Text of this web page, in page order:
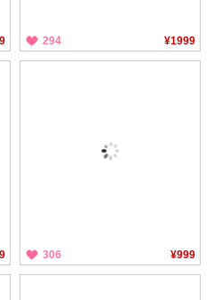
294 ¥1999
306 ¥999